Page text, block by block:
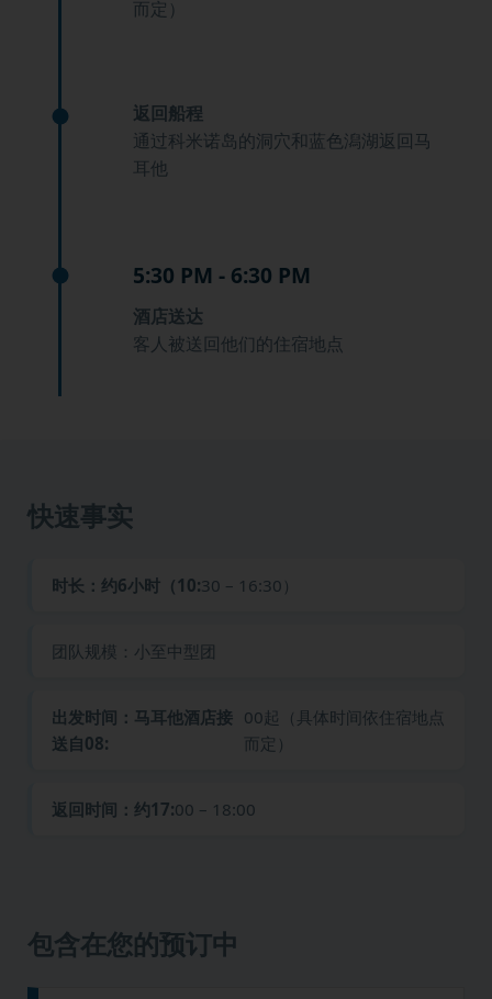
而定）
返回船程
通过科米诺岛的洞穴和蓝色潟湖返回马
耳他
5:30 PM - 6:30 PM
酒店送达
客人被送回他们的住宿地点
快速事实
时长：约6小时（10:30 – 16:30）
团队规模：小至中型团
出发时间：马耳他酒店接
送自08:
00起（具体时间依住宿地点
而定）
返回时间：约17:00 – 18:00
包含在您的预订中